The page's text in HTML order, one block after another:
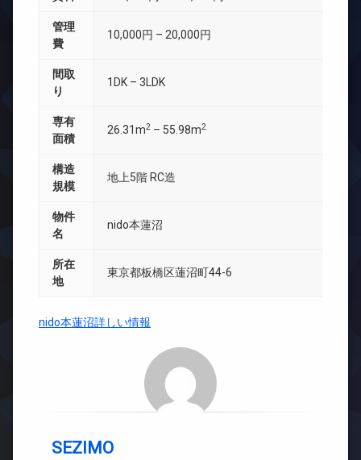
管理
費
10,000円 – 20,000円
間取
り
1DK – 3LDK
専有
面積
26.31m2 – 55.98m2
構造
規模
地上5階 RC造
物件
名
nido本蓮沼
所在
地
東京都板橋区蓮沼町44-6
nido本蓮沼詳しい情報
SEZIMO